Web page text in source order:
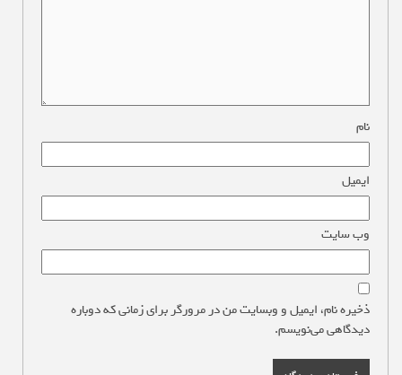
نام
ایمیل
وب‌ سایت
ذخیره نام، ایمیل و وبسایت من در مرورگر برای زمانی که دوباره
دیدگاهی می‌نویسم.